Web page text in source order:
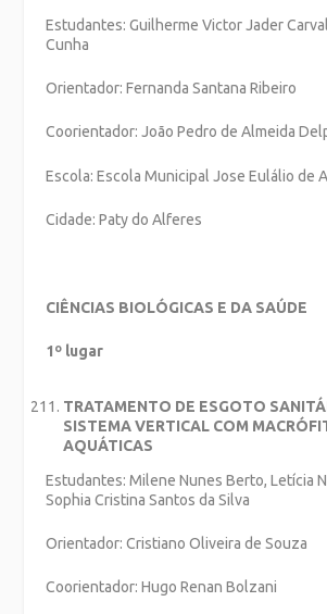
Estudantes: Guilherme Victor Jader
Cunha
Orientador: Fernanda Santana Ribeiro
Coorientador: João Pedro de Almeida
Escola: Escola Municipal Jose Eulálio de
Cidade: Paty do Alferes
CIÊNCIAS BIOLÓGICAS E DA SAÚDE
1º lugar
TRATAMENTO DE ESGOTO
SISTEMA VERTICAL COM
AQUÁTICAS
Estudantes: Milene Nunes Berto, Letícia
Sophia Cristina Santos da Silva
Orientador: Cristiano Oliveira de Souza
Coorientador: Hugo Renan Bolzani